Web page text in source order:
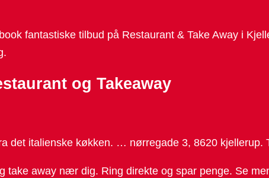
fantastiske tilbud på Restaurant & Take Away i
og Takeaway
det italienske køkken. … nørregade 3, 8620 kjellerup.
away nær dig. Ring direkte og spar penge. Se